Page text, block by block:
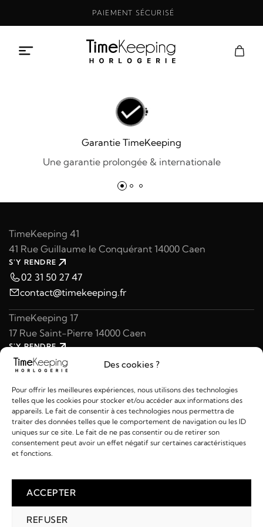
Des cookies ?
Pour offrir les meilleures expériences, nous utilisons des technologies
telles que les cookies pour stocker et/ou accéder aux informations des
appareils. Le fait de consentir à ces technologies nous permettra de
traiter des données telles que le comportement de navigation ou les ID
uniques sur ce site. Le fait de ne pas consentir ou de retirer son
consentement peut avoir un effet négatif sur certaines caractéristiques
et fonctions.
ACCEPTER
REFUSER
PAIEMENT SÉCURISÉ
Garantie TimeKeeping
Une garantie prolongée & internationale
TimeKeeping 41
41 Rue Guillaume le Conquérant 14000 Caen
S'Y RENDRE
02 31 50 27 47
contact@timekeeping.fr
TimeKeeping 17
17 Rue Saint-Pierre 14000 Caen
S'Y RENDRE
02 31 47 49 97
contact@timekeeping.fr
Liens utiles
2026 © TIMEKEEPING - Réalisé par